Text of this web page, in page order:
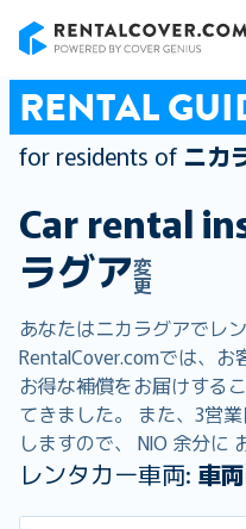
RENTAL
for residents of ニカ
Car rental
ラグア変
更
あなたはニカラグアでレ
RentalCover.comでは、
お得な補償をお届けする
てきました。 また、3営
しますので、 NIO 余分に
レンタカー車両: 車両